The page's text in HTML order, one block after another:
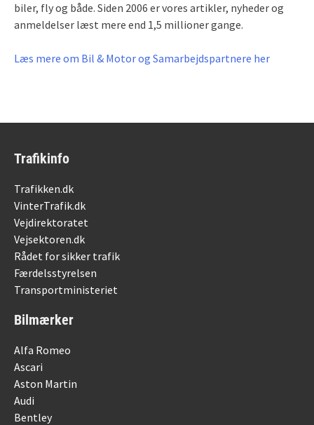
biler, fly og både. Siden 2006 er vores artikler, nyheder og
anmeldelser læst mere end 1,5 millioner gange.
Læs mere om Bil & Motor og Samarbejdspartnere her
Trafikinfo
Trafikken.dk
VinterTrafik.dk
Vejdirektoratet
Vejsektoren.dk
Rådet for sikker trafik
Færdelsstyrelsen
Transportministeriet
Bilmærker
Alfa Romeo
Ascari
Aston Martin
Audi
Bentley